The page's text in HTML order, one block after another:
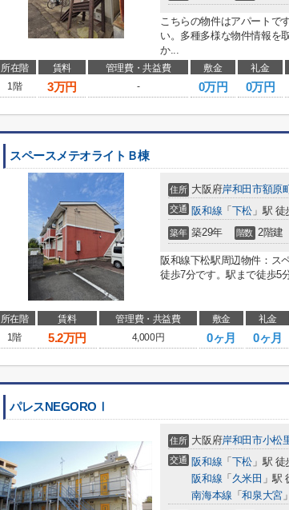
こちらの物件はアパートで
い。多種多様な物件情報を
か...
所在階 賃料 管理費・共益費 敷金 礼金
1階
3万円 - 0万円 0万円
スペースメテオライトＢ棟
住所 大阪府岸和田市額原
交通 阪和線 「 下松 」駅 徒
築年 築29年 階数 2階建
阪和線下松駅周辺物件：ス
徒歩7分です。駅まで徒歩5
所在階 賃料 管理費・共益費 敷金 礼金
1階
5.2万円 4,000円 0ヶ月 0ヶ月
パレスNEGOROⅠ
住所 大阪府岸和田市小松
交通 阪和線 「 下松 」駅 徒
阪和線 「 久米田 」駅
南海本線 「和泉大宮